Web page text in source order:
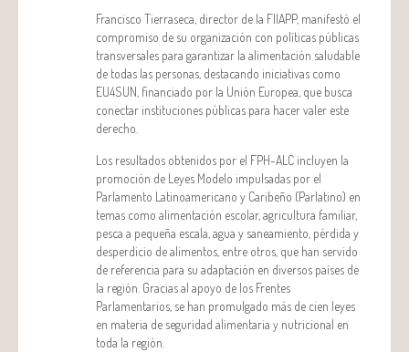
Francisco Tierraseca, director de la FIIAPP, manifestó el
compromiso de su organización con políticas públicas
transversales para garantizar la alimentación saludable
de todas las personas, destacando iniciativas como
EU4SUN, financiado por la Unión Europea, que busca
conectar instituciones públicas para hacer valer este
derecho.
Los resultados obtenidos por el FPH-ALC incluyen la
promoción de Leyes Modelo impulsadas por el
Parlamento Latinoamericano y Caribeño (Parlatino) en
temas como alimentación escolar, agricultura familiar,
pesca a pequeña escala, agua y saneamiento, pérdida y
desperdicio de alimentos, entre otros, que han servido
de referencia para su adaptación en diversos países de
la región. Gracias al apoyo de los Frentes
Parlamentarios, se han promulgado más de cien leyes
en materia de seguridad alimentaria y nutricional en
toda la región.